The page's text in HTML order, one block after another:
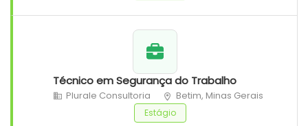
Técnico em Segurança do Trabalho
Plurale Consultoria Betim, Minas Gerais
Estágio